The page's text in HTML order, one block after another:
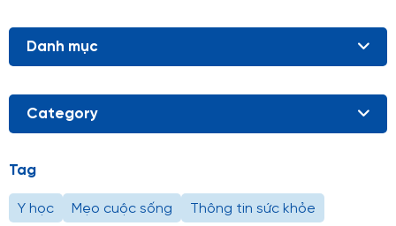
Danh mục
Category
Tag
Y học Mẹo cuộc sống Thông tin sức khỏe